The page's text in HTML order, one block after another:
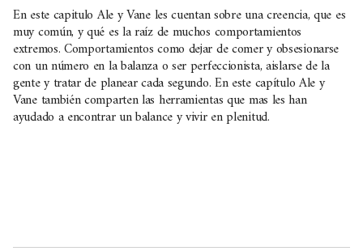
En este capitulo Ale y Vane les cuentan sobre una creencia, que es
muy común, y qué es la raíz de muchos comportamientos
extremos. Comportamientos como dejar de comer y obsesionarse
con un número en la balanza o ser perfeccionista, aislarse de la
gente y tratar de planear cada segundo. En este capítulo Ale y
Vane también comparten las herramientas que mas les han
ayudado a encontrar un balance y vivir en plenitud.